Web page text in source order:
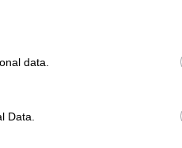
data.
Data.
περίπου
δύσκολη θέση,